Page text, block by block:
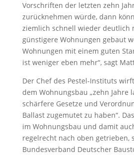
Vorschriften der letzten zehn
zurücknehmen würde, dann
ziemlich schnell wieder deutlich
günstigere Wohnungen gebaut
Wohnungen mit einem guten
ist weniger eben mehr“, sagt
Der Chef des Pestel-Instituts
dem Wohnungsbau „zehn Jahre
schärfere Gesetze und
Ballast zugemutet zu haben“.
im Wohnungsbau und damit
regelrecht nach oben getrieben,
Bundesverband Deutscher